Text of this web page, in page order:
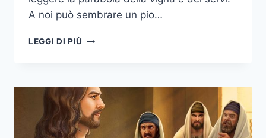
A noi può sembrare un pio…
LEGGI DI PIÙ